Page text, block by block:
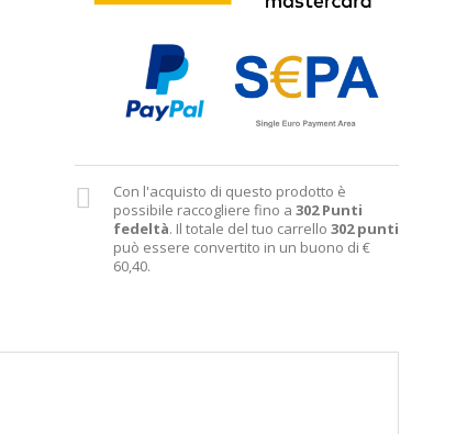
Con l'acquisto di questo prodotto è
possibile raccogliere fino a 302Punti
fedeltà. Il totale del tuo carrello 302punti
può essere convertito in un buono di €
60,40.